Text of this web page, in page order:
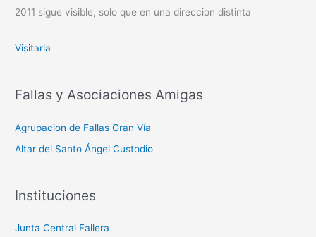
2011 sigue visible, solo que en una direccion distinta
Visitarla
Fallas y Asociaciones Amigas
Agrupacion de Fallas Gran Vía
Altar del Santo Ángel Custodio
Instituciones
Junta Central Fallera